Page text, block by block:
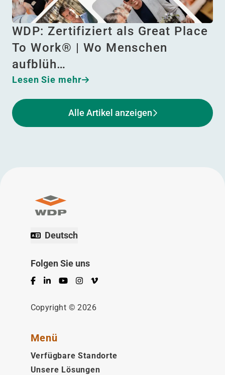
WDP: Zertifiziert als Great Place
To Work® | Wo Menschen
aufblüh…
Lesen Sie mehr
Alle Artikel anzeigen
Deutsch
Folgen Sie uns
Facebook
LinkedInYouTubeInstagram
Vimeo
Copyright © 2026
Menü
Verfügbare Standorte
Unsere Lösungen